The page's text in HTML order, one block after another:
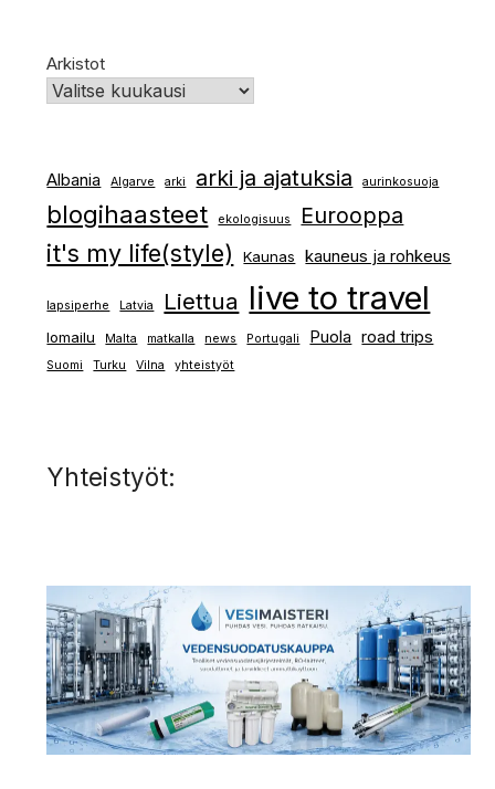
Arkistot
Albania Algarve arki arki ja ajatuksia aurinkosuoja
blogihaasteet ekologisuus Eurooppa
it's my life(style) Kaunas kauneus ja rohkeus
lapsiperhe Latvia Liettua live to travel
lomailu Malta matkalla news Portugali Puola road trips
Suomi Turku Vilna yhteistyöt
Yhteistyöt: